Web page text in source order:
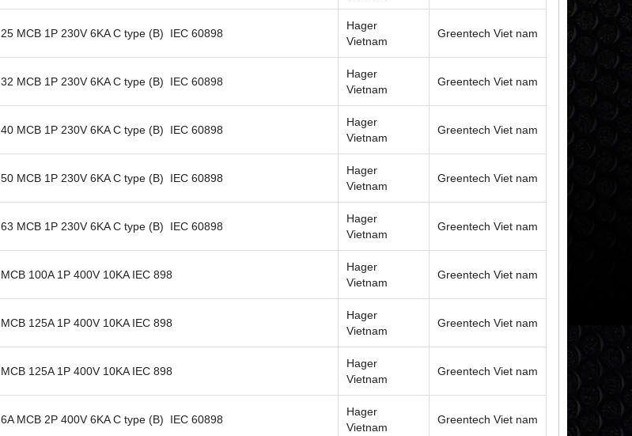
25 MCB 1P 230V 6KA C type (B) IEC 60898
Hager
Vietnam
Greentech Viet nam
32 MCB 1P 230V 6KA C type (B) IEC 60898
Hager
Vietnam
Greentech Viet nam
40 MCB 1P 230V 6KA C type (B) IEC 60898
Hager
Vietnam
Greentech Viet nam
50 MCB 1P 230V 6KA C type (B) IEC 60898
Hager
Vietnam
Greentech Viet nam
63 MCB 1P 230V 6KA C type (B) IEC 60898
Hager
Vietnam
Greentech Viet nam
MCB 100A 1P 400V 10KA IEC 898
Hager
Vietnam
Greentech Viet nam
MCB 125A 1P 400V 10KA IEC 898
Hager
Vietnam
Greentech Viet nam
MCB 125A 1P 400V 10KA IEC 898
Hager
Vietnam
Greentech Viet nam
6A MCB 2P 400V 6KA C type (B) IEC 60898
Hager
Vietnam
Greentech Viet nam